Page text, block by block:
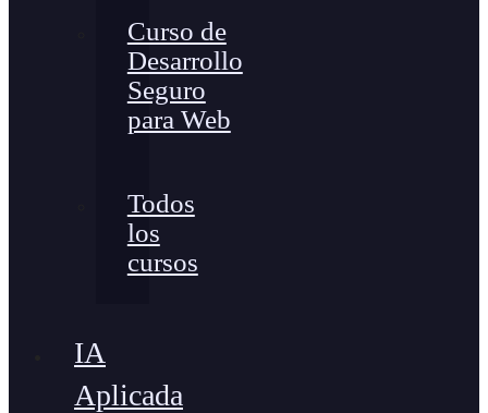
Curso de
Desarrollo
Seguro
para Web
Todos
los
cursos
IA
Aplicada